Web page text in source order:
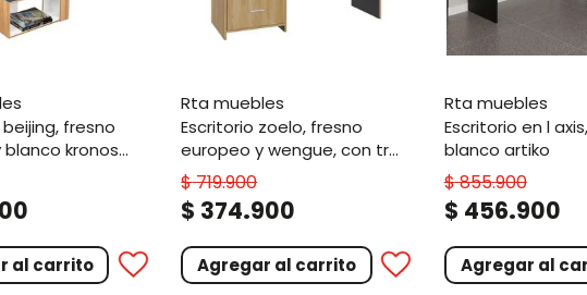
kronos
al carrito
rta muebles
escritorio zoelo, fresno
europeo y wengue, con tres
cajoneras manijas
metálicas y amplio espacio
de almacenamiento
$719.900
$ 374.900
Agregar al carrito
rta muebles
escritorio en l axis, wengue y
blanco artiko
$855.900
$ 456.900
Agregar al